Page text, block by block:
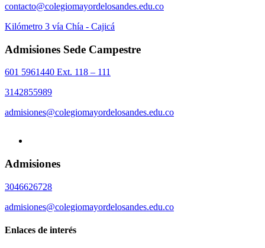
contacto@colegiomayordelosandes.edu.co
Kilómetro 3 vía Chía - Cajicá
Admisiones Sede Campestre
601 5961440 Ext. 118 – 111
3142855989
admisiones@colegiomayordelosandes.edu.co
Admisiones
3046626728
admisiones@colegiomayordelosandes.edu.co
Enlaces de interés